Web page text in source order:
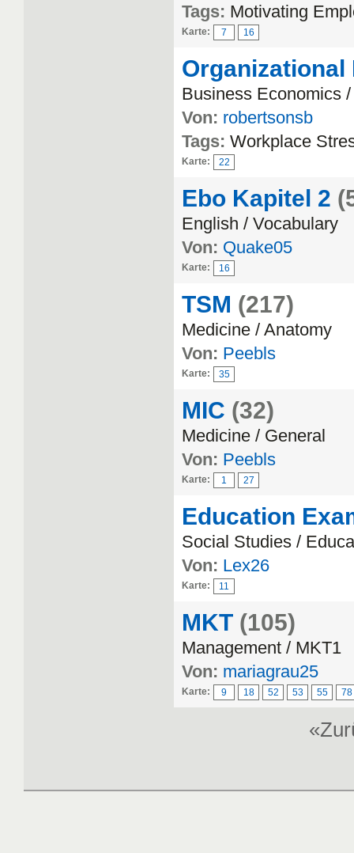
Tags: Motivating
Karte: 7 16
Organizational
Business Economics
Von: robertsonsb
Tags: Workplace
Karte: 22
Ebo Kapitel 2
English / Vocabulary
Von: Quake05
Karte: 16
TSM (217)
Medicine / Anatomy
Von: Peebls
Karte: 35
MIC (32)
Medicine / General
Von: Peebls
Karte: 1 27
Education
Social Studies /
Von: Lex26
Karte: 11
MKT (105)
Management / MKT1
Von: mariagrau25
Karte: 9 18 52 53 55 78